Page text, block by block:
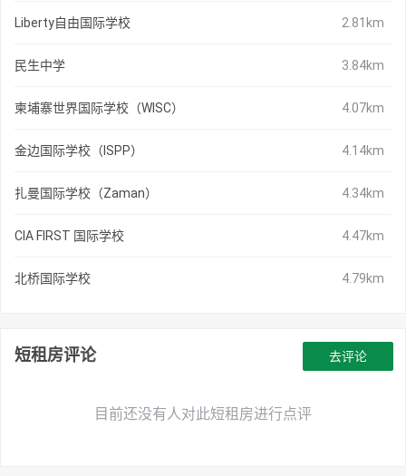
Liberty自由国际学校 2.81km
民生中学 3.84km
柬埔寨世界国际学校（WISC） 4.07km
金边国际学校（ISPP） 4.14km
扎曼国际学校（Zaman） 4.34km
CIA FIRST 国际学校 4.47km
北桥国际学校 4.79km
短租房评论
目前还没有人对此短租房进行点评
去评论